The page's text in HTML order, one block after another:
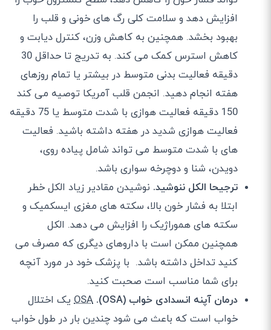
افزایش دهد و سلامت کلی رگ های خونی و قلب را
بهبود بخشد. همچنین به کاهش وزن، کنترل دیابت و
کاهش استرس کمک می کند. به تدریج تا حداقل 30
دقیقه فعالیت بدنی متوسط ​​در بیشتر یا تمام روزهای
هفته انجام دهید. انجمن قلب آمریکا توصیه می کند
150 دقیقه فعالیت هوازی با شدت متوسط ​​یا 75 دقیقه
فعالیت هوازی شدید در هفته داشته باشید. فعالیت
های با شدت متوسط ​​می تواند شامل پیاده روی،
دویدن، شنا و دوچرخه سواری باشد.
ترجیحا الکل ننوشید. نوشیدن مقادیر زیاد الکل خطر
ابتلا به فشار خون بالا، سکته های مغزی ایسکمیک و
سکته های هموراژیک را افزایش می دهد. الکل
همچنین ممکن است با داروهای دیگری که مصرف می
کنید تداخل داشته باشد. با پزشک خود در مورد آنچه
برای شما مناسب است صحبت کنید.
درمان آپنه انسدادی خواب (OSA).
OSA یک اختلال
خواب است که باعث می شود چندین بار در طول خواب